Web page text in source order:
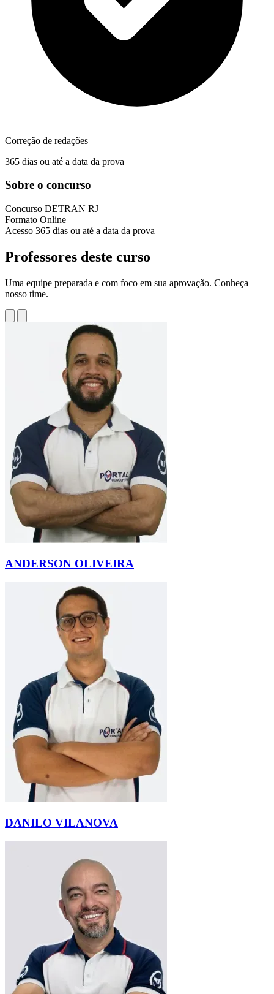
Correção de redações
365 dias ou até a data da prova
Sobre o concurso
Concurso DETRAN RJ
Formato Online
Acesso 365 dias ou até a data da prova
Professores deste curso
Uma equipe preparada e com foco em sua aprovação. Conheça
nosso time.
ANDERSON OLIVEIRA
DANILO VILANOVA